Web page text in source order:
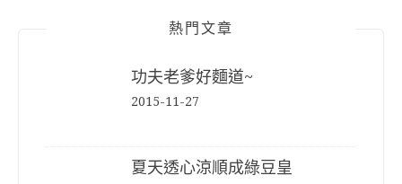
熱門文章
功夫老爹好麵道~
2015-11-27
夏天透心涼順成綠豆皇